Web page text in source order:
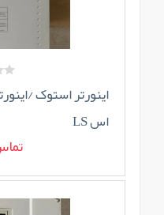
اینورتر استوک /
اس LS